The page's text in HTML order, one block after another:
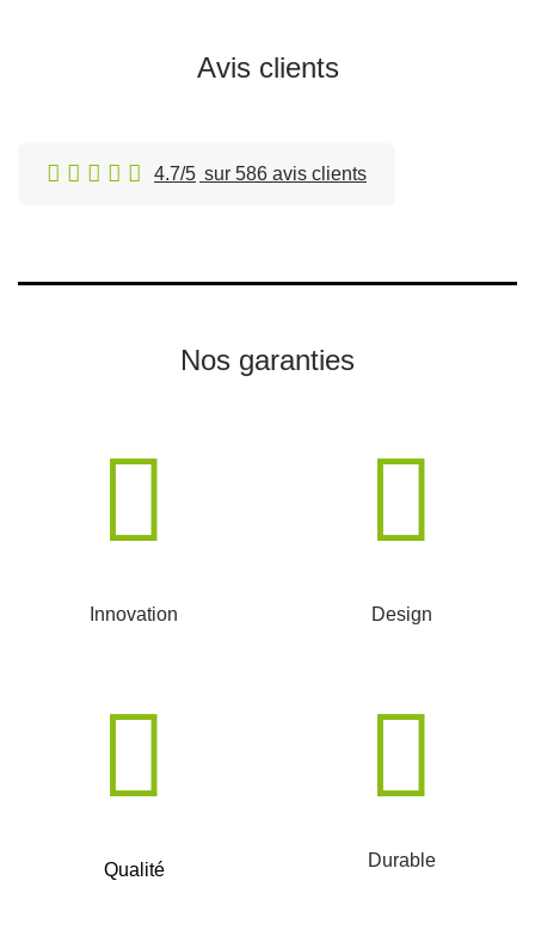
Avis clients
4.7/5 sur 586 avis clients
Nos garanties
Innovation Design
Qualité Durable